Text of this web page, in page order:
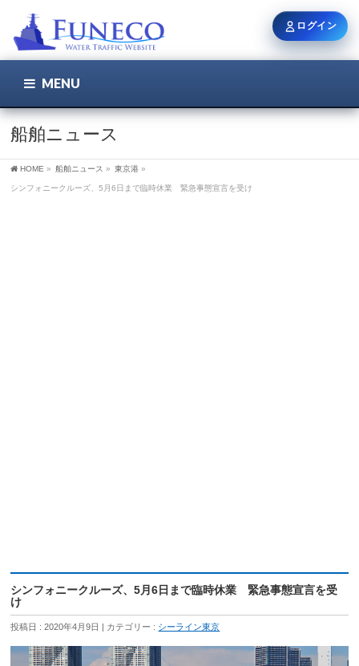
MENU
船舶ニュース
HOME » 船舶ニュース » 東京港 »
シンフォニークルーズ、5月6日まで臨時休業 緊急事態宣言を受け
シンフォニークルーズ、5月6日まで臨時休業 緊急事態宣言を受
け
投稿日 : 2020年4月9日 カテゴリー : シーライン東京
ログイン
ユーザー名 / メール